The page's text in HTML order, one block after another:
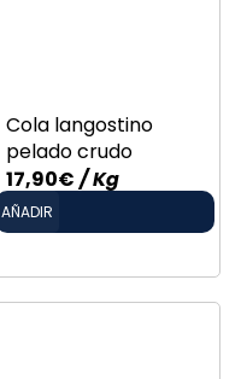
Cola langostino
pelado crudo
17,90€/ Kg
AÑADIR